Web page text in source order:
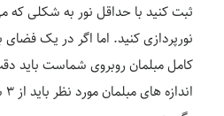
ثبت کنید با حداقل نور به شکلی که
نورپردازی کنید. اما اگر در یک
کامل مبلمان روبروی شماست باید